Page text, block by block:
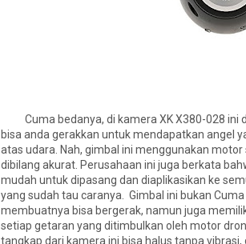
Cuma bedanya, di kamera XK X380-028 ini
bisa anda gerakkan untuk mendapatkan angel
atas udara. Nah, gimbal ini menggunakan
dibilang akurat. Perusahaan ini juga berkata
mudah untuk dipasang dan diaplikasikan ke
yang sudah tau caranya. Gimbal ini bukan
membuatnya bisa bergerak, namun juga
setiap getaran yang ditimbulkan oleh motor
tangkap dari kamera ini bisa halus tanpa